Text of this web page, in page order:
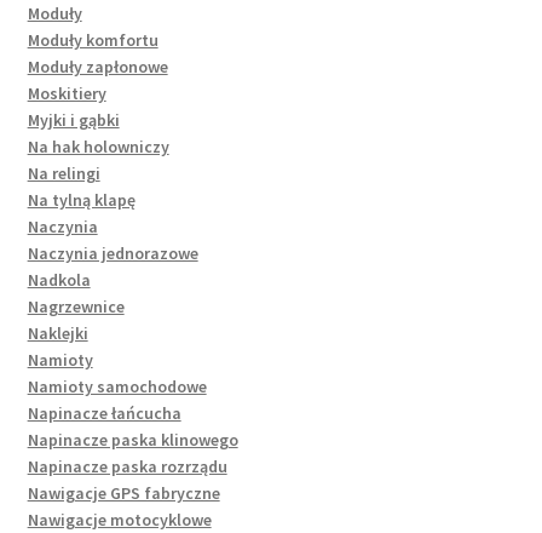
Moduły
Moduły komfortu
Moduły zapłonowe
Moskitiery
Myjki i gąbki
Na hak holowniczy
Na relingi
Na tylną klapę
Naczynia
Naczynia jednorazowe
Nadkola
Nagrzewnice
Naklejki
Namioty
Namioty samochodowe
Napinacze łańcucha
Napinacze paska klinowego
Napinacze paska rozrządu
Nawigacje GPS fabryczne
Nawigacje motocyklowe